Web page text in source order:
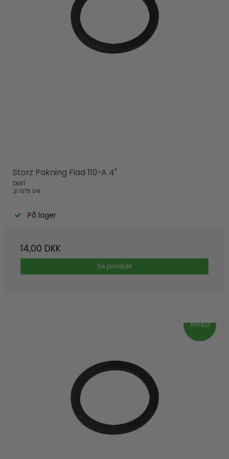
Storz Pakning Flad 110-A 4"
DKRT
21 1075 041
På lager
14,00 DKK
Se produkt
NYHED